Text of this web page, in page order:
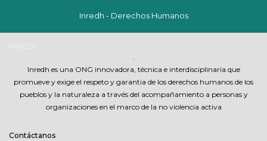
Inredh - Derechos Humanos
.
Inredh es una ONG innovadora, técnica e interdisciplinaria que
promueve y exige el respeto y garantia de los derechos humanos de los
pueblos y la naturaleza a través del acompañamiento a personas y
organizaciones en el marco de la no violencia activa
Contáctanos